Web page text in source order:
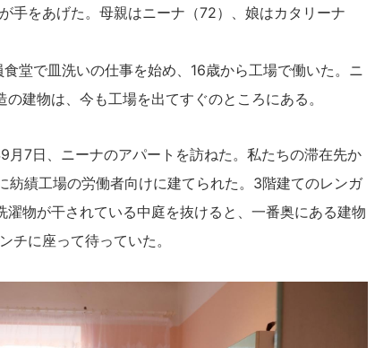
手をあげた。母親はニーナ（72）、娘はカタリーナ
堂で皿洗いの仕事を始め、16歳から工場で働いた。ニ
建物は、今も工場を出てすぐのところにある。
7日、ニーナのアパートを訪ねた。私たちの滞在先か
紡績工場の労働者向けに建てられた。3階建てのレンガ
物が干されている中庭を抜けると、一番奥にある建物
チに座って待っていた。